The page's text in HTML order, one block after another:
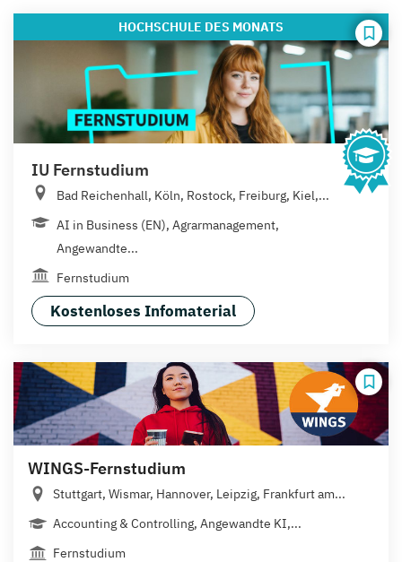
HOCHSCHULE DES MONATS
IU Fernstudium
Bad Reichenhall, Köln, Rostock, Freiburg, Kiel,...
AI in Business (EN), Agrarmanagement,
Angewandte...
Fernstudium
Kostenloses Infomaterial
WINGS-Fernstudium
Stuttgart, Wismar, Hannover, Leipzig, Frankfurt am...
Accounting & Controlling, Angewandte KI,...
Fernstudium